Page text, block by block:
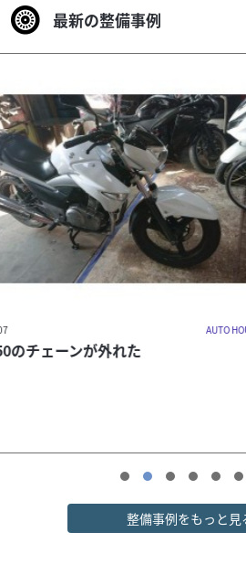
ホンダ
GROM（グロム） 2024年モデ
リー...
本体価格:41.80万円（税込）
最長３年保証！タイヤパンク保証、
ングサービススタート！詳しい内
さい。 ◆任意保険のお取り扱いも承
マフラー
アクラポビッチ スリップオンラ
本体価格:210,100
JMCAR1300GS/ADVENTURE 24-25
最新の整備事例
テクニ
ホンダ純正 ＵＳＢ電源の装着
車両ご購入頂いたお客様からＵ
しいとのリクエスト ホンダ純正
で純正品をお勧めしました。 車
整備事例をもっと見